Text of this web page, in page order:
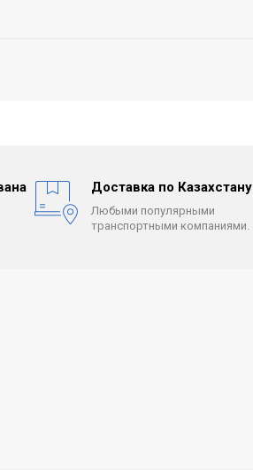
Доставка по Казахстану
Любыми популярными
транспортными компаниями.